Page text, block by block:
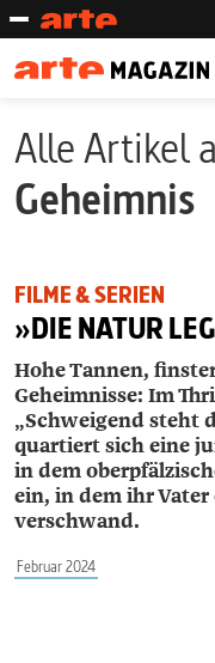
Alle Artikel
Geheimnis
FILME & SERIEN
»DIE NATUR
Hohe Tannen,
Geheimnisse: Im
„Schweigend steht
quartiert sich eine
in dem
ein, in dem ihr Vater
verschwand.
Februar 2024